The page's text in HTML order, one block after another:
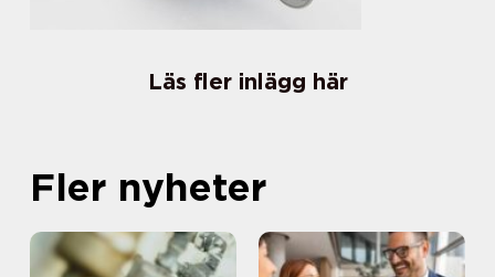
Läs fler inlägg här
Fler nyheter